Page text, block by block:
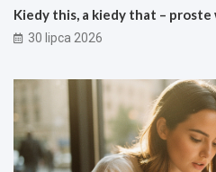
Kiedy this, a kiedy that – proste
30 lipca 2026